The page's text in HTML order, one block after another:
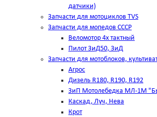
датчики)
Запчасти для мотоциклов TVS
Запчасти для мопедов СССР
Веломотор 4х тактный
Пилот ЗиД50, ЗиД
Запчасти для мотоблоков,
Агрос
Дизель R180, R190, R192
ЗиП Мотолебедка МЛ-1М
Каскад, Луч, Нева
Крот